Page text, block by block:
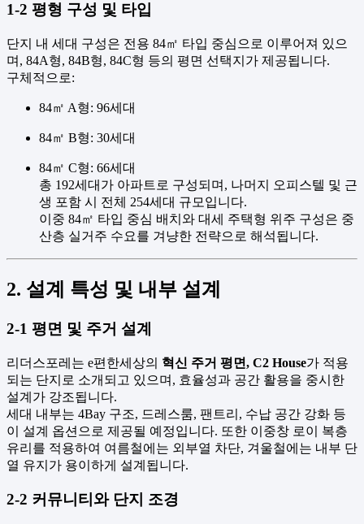
1-2 평형 구성 및 타입
단지 내 세대 구성은 전용 84㎡ 타입 중심으로 이루어져 있으
며, 84A형, 84B형, 84C형 등의 평면 선택지가 제공됩니다.
구체적으로:
84㎡ A형: 96세대
84㎡ B형: 30세대
84㎡ C형: 66세대
총 192세대가 아파트로 구성되며, 나머지 오피스텔 및 근
생 포함 시 전체 254세대 규모입니다.
이중 84㎡ 타입 중심 배치와 대세 주택형 위주 구성은 중
산층 실거주 수요를 겨냥한 전략으로 해석됩니다.
2. 설계 특성 및 내부 설계
2-1 평면 및 주거 설계
리더스포레는 e편한세상의 혁신 주거 평면, C2 House가 적용
되는 단지로 소개되고 있으며, 효율성과 공간 활용을 중시한
설계가 강조됩니다.
세대 내부는 4Bay 구조, 드레스룸, 팬트리, 수납 공간 강화 등
이 설계 옵션으로 제공될 예정입니다. 또한 이중창 로이 복층
유리를 적용하여 여름철에는 외부열 차단, 겨울철에는 내부 단
열 유지가 용이하게 설계됩니다.
2-2 커뮤니티와 단지 조경